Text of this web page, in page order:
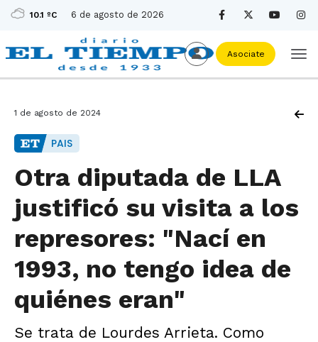
10.1 ºC 6 de agosto de 2026
Asociate
1 de agosto de 2024
PAIS
Otra diputada de LLA
justificó su visita a los
represores: "Nací en
1993, no tengo idea de
quiénes eran"
Se trata de Lourdes Arrieta. Como